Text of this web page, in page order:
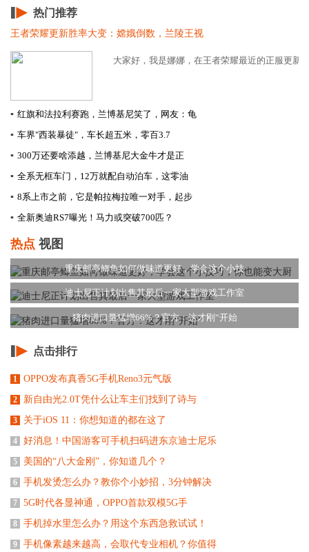
热门推荐
王者荣耀更新胜率大变：嫦娥倒数，兰陵王视
大家好，我是娜娜，在王者荣耀最近的正服更新
▪ 红旗和法拉利赛跑，兰博基尼笑了，网友：龟
▪ 车界"西装暴徒"，车长超五米，零百3.7
▪ 300万还要啥添越，兰博基尼大金牛才是正
▪ 全系无框车门，12万就配自动泊车，这零油
▪ 8系上市之前，它是帕拉梅拉唯一对手，起步
▪ 全新奥迪RS7曝光！马力或突破700匹？
热点 视图
重庆邮亭鲫鱼如何做味道更好，学会这个小技
迪士尼正计划出售其最后一家大型游戏工作室
猪肉进口量猛增66%？官方：这才刚“开始
点击排行
1 OPPO发布真香5G手机Reno3元气版
2 新自由光2.0T凭什么让车主们找到了诗与
3 关于iOS 11：你想知道的都在这了
4 好消息！中国游客可手机扫码进东京迪士尼乐
5 美国的“八大金刚”，你知道几个？
6 手机发烫怎么办？教你个小妙招，3分钟解决
7 5G时代各显神通，OPPO首款双模5G手
8 手机掉水里怎么办？用这个东西急救试试！
9 手机像素越来越高，会取代专业相机？你值得